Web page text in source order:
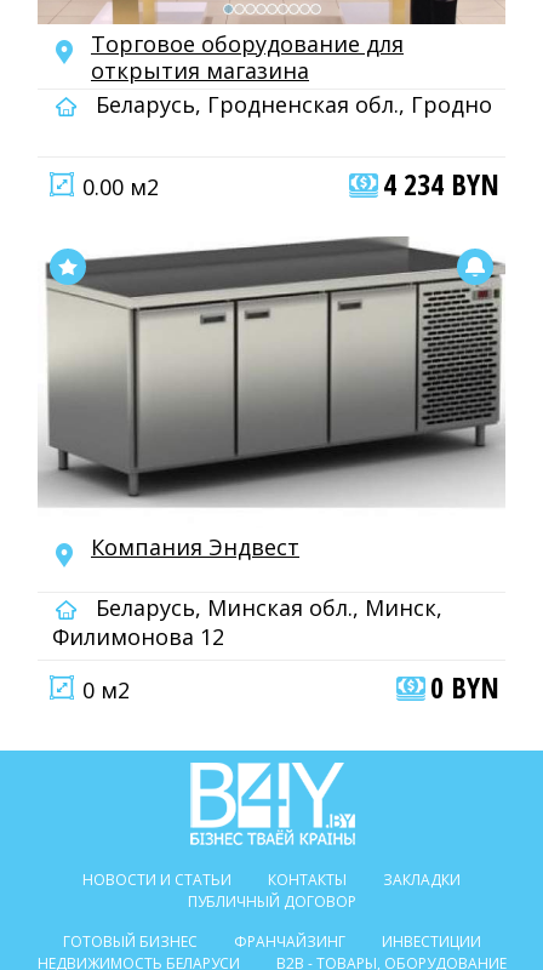
Торговое оборудование для
открытия магазина
Беларусь, Гродненская обл., Гродно
0.00 м2 4 234 BYN
Компания Эндвест
Беларусь, Минская обл., Минск,
Филимонова 12
0 м2
0 BYN
НОВОСТИ И СТАТЬИ КОНТАКТЫ
ЗАКЛАДКИ
ПУБЛИЧНЫЙ ДОГОВОР
ГОТОВЫЙ БИЗНЕС
ФРАНЧАЙЗИНГ
ИНВЕСТИЦИИ
НЕДВИЖИМОСТЬ БЕЛАРУСИ
B2B - ТОВАРЫ, ОБОРУДОВАНИЕ